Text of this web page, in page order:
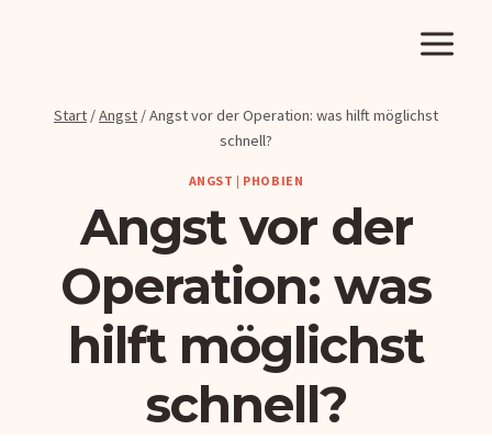
Start /Angst /Angst vor der Operation: was hilft möglichst
schnell?
ANGST | PHOBIEN
Angst vor der
Operation: was
hilft möglichst
schnell?